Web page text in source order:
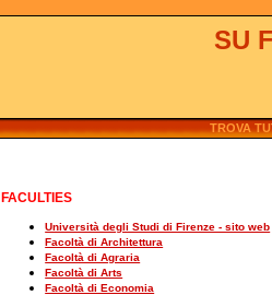
SU
TROVA
FACULTIES
Università degli Studi di Firenze - sito web
Facoltà di Architettura
Facoltà di Agraria
Facoltà di Arts
Facoltà di Economia